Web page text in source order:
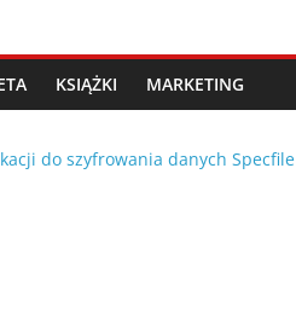
KSIĄŻKI MARKETING
do szyfrowania danych Specfile